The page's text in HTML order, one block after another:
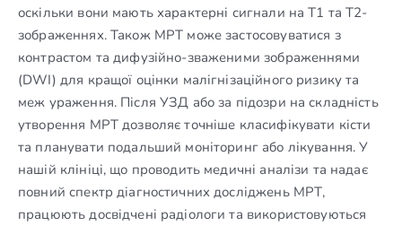
оскільки вони мають характерні сигнали на T1 та T2-
зображеннях. Також МРТ може застосовуватися з
контрастом та дифузійно-зваженими зображеннями
(DWI) для кращої оцінки малігнізаційного ризику та
меж ураження. Після УЗД або за підозри на складність
утворення МРТ дозволяє точніше класифікувати кісти
та планувати подальший моніторинг або лікування. У
нашій клініці, що проводить медичні аналізи та надає
повний спектр діагностичних досліджень МРТ,
працюють досвідчені радіологи та використовуються